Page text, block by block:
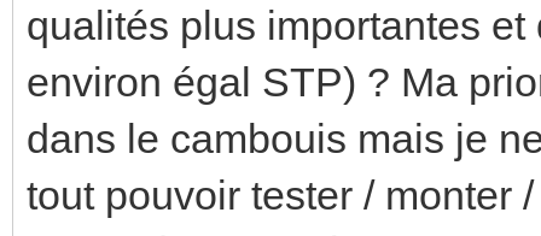
qualités plus importantes
environ égal STP) ? Ma
dans le cambouis mais je
tout pouvoir tester / monter